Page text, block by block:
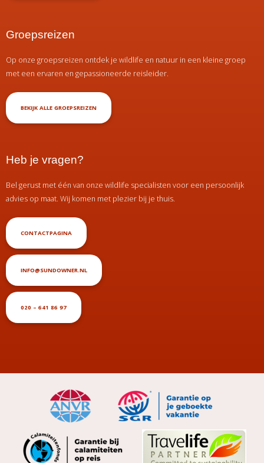
Groepsreizen
Op onze groepsreizen ontdek je wildlife en natuur in een kleine groep
met een ervaren en gepassioneerde reisleider.
BEKIJK ALLE GROEPSREIZEN
Heb je vragen?
Bel gerust met één van onze wildlife specialisten voor een persoonlijk
advies op maat. Wij komen met plezier bij je thuis.
CONTACTPAGINA
INFO@SUNDOWNER.NL
020 – 641 86 97